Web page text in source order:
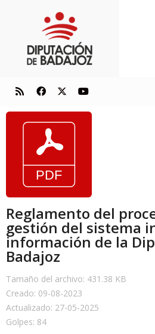
Reglamento del
gestión del sistema
información de la
Badajoz
Tamaño del archivo: 431.38 KB
Creado: 09-08-2023
Actualizado: 27-05-2025
Golpes: 84